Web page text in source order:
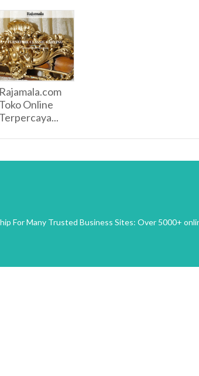
Rajamala.com
Toko Online
Terpercaya...
For Many Trusted Business Sites: Over 5000+